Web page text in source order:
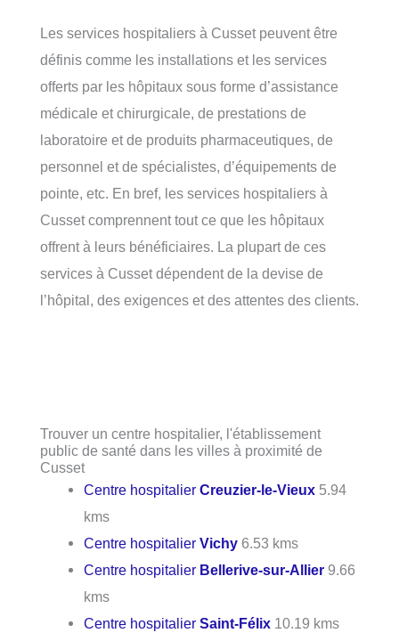
Les services hospitaliers à Cusset peuvent être
définis comme les installations et les services
offerts par les hôpitaux sous forme d’assistance
médicale et chirurgicale, de prestations de
laboratoire et de produits pharmaceutiques, de
personnel et de spécialistes, d’équipements de
pointe, etc. En bref, les services hospitaliers à
Cusset comprennent tout ce que les hôpitaux
offrent à leurs bénéficiaires. La plupart de ces
services à Cusset dépendent de la devise de
l’hôpital, des exigences et des attentes des clients.
Trouver un centre hospitalier, l'établissement
public de santé dans les villes à proximité de
Cusset
Centre hospitalierCreuzier-le-Vieux 5.94
kms
Centre hospitalierVichy 6.53 kms
Centre hospitalier Bellerive-sur-Allier 9.66
kms
Centre hospitalierSaint-Félix 10.19 kms